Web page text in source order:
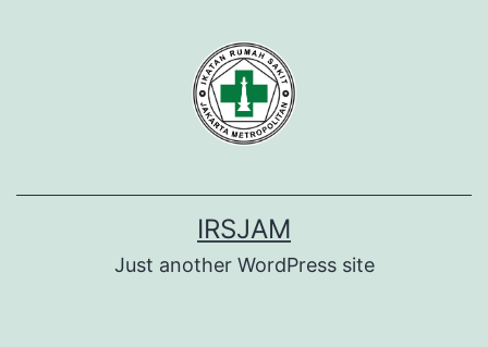
IRSJAM
Just another WordPress site